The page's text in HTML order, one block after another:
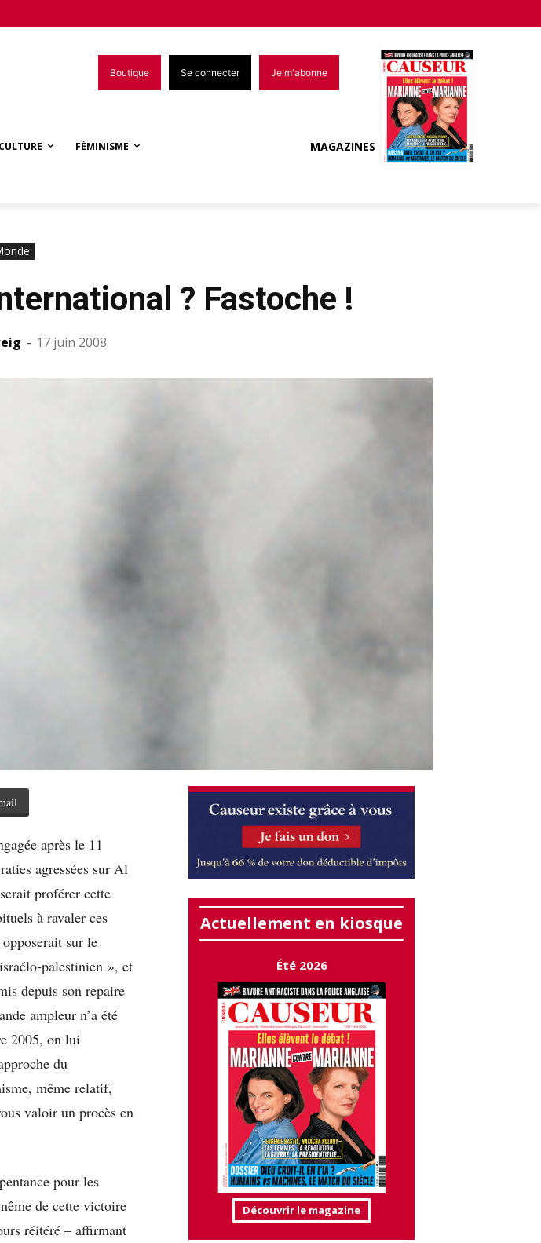
Boutique Se connecter Je m'abonne
CULTURE FÉMINISME MAGAZINES
? Fastoche !
- 17 juin 2008
après le 11
agressées sur Al
proférer cette
à ravaler ces
sur le
palestinien », et
depuis son repaire
ampleur n’a été
2005, on lui
du
même relatif,
valoir un procès en
pour les
de cette victoire
réitéré – affirmant
Actuellement en kiosque
Été 2026
Découvrir le magazine